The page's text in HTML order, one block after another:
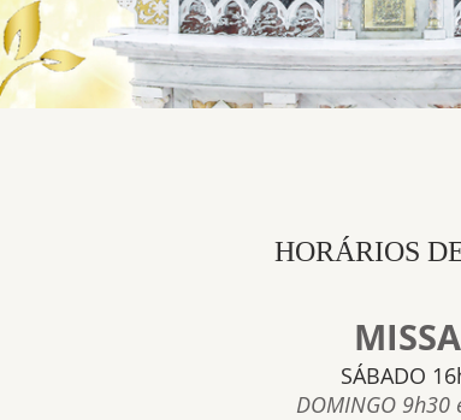
HORÁRIOS
SÁBADO
DOMINGO 9h30